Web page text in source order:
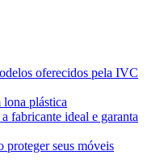
oferecidos pela IVC
lona plástica
fabricante ideal e garanta
proteger seus móveis